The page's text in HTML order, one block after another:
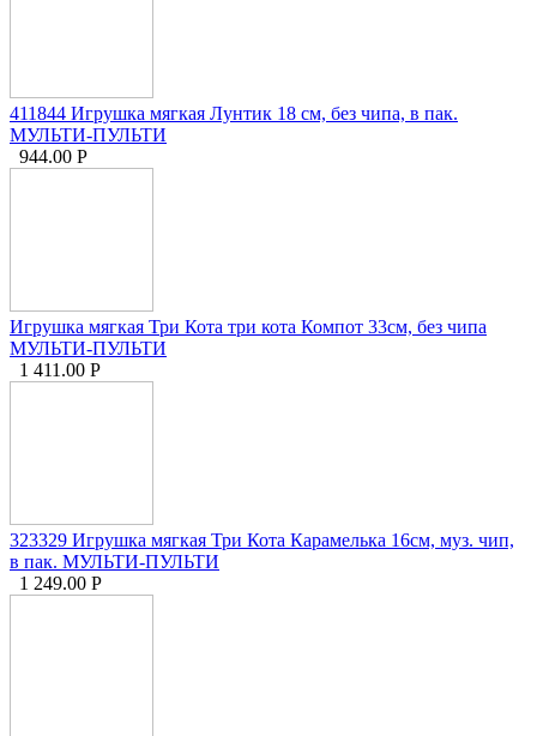
411844 Игрушка мягкая Лунтик 18 см, без чипа, в пак.
МУЛЬТИ-ПУЛЬТИ
944.00 Р
Игрушка мягкая Три Кота три кота Компот 33см, без чипа
МУЛЬТИ-ПУЛЬТИ
1 411.00 Р
323329 Игрушка мягкая Три Кота Карамелька 16см, муз. чип,
в пак. МУЛЬТИ-ПУЛЬТИ
1 249.00 Р